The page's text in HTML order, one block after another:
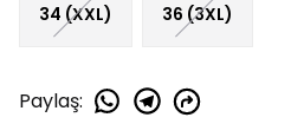
34 (XXL) 36 (3XL)
Paylaş: